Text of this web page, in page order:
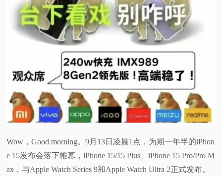
普
体
验
专
题
Wow，Good morning。9月13日凌晨1点，为期一年半的iPhon
e 15发布会落下帷幕，iPhone 15/15 Plus、iPhone 15 Pro/Pro M
ax，与Apple Watch Series 9和Apple Watch Ultra 2正式发布。